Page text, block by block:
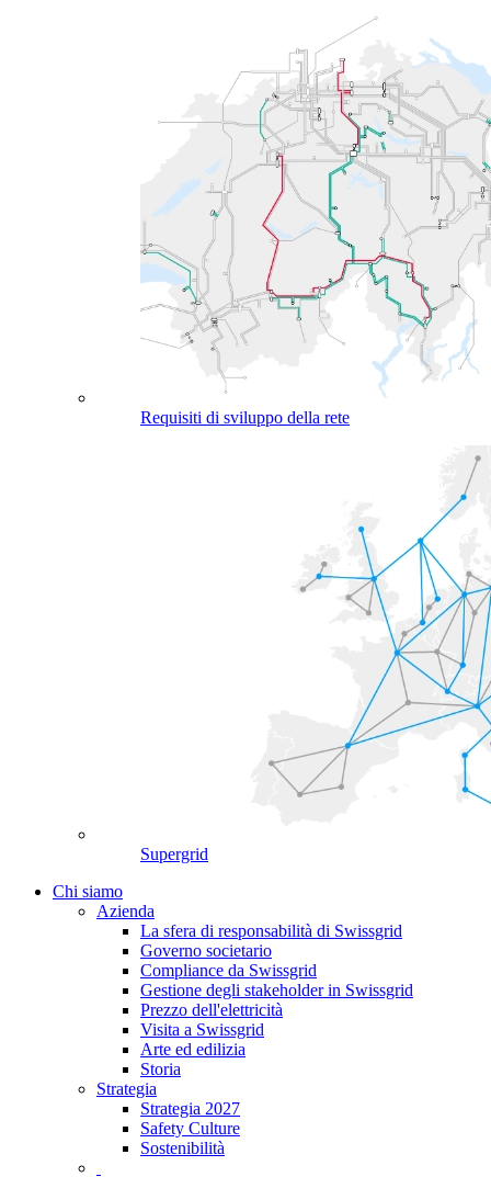
Requisiti di sviluppo della rete
Supergrid
Chi siamo
Azienda
La sfera di responsabilità di Swissgrid
Governo societario
Compliance da Swissgrid
Gestione degli stakeholder in Swissgrid
Prezzo dell'elettricità
Visita a Swissgrid
Arte ed edilizia
Storia
Strategia
Strategia 2027
Safety Culture
Sostenibilità